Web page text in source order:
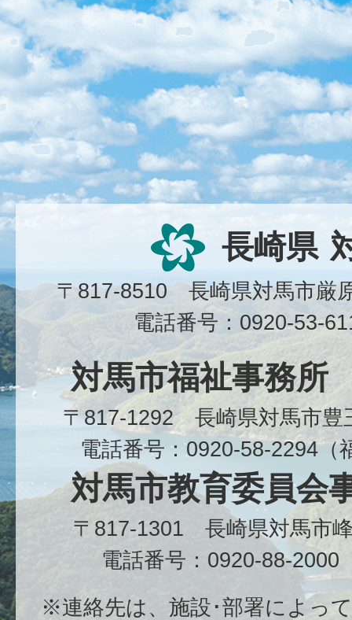
長崎県
〒817-8510 長崎県対馬市
電話番号：0920-53-
対馬市福祉事務所
〒817-1292 長崎県対馬市
電話番号：0920-58-2294（
対馬市教育委員会
〒817-1301 長崎県対馬市
電話番号：0920-88-2000
※連絡先は、施設･部署によっ